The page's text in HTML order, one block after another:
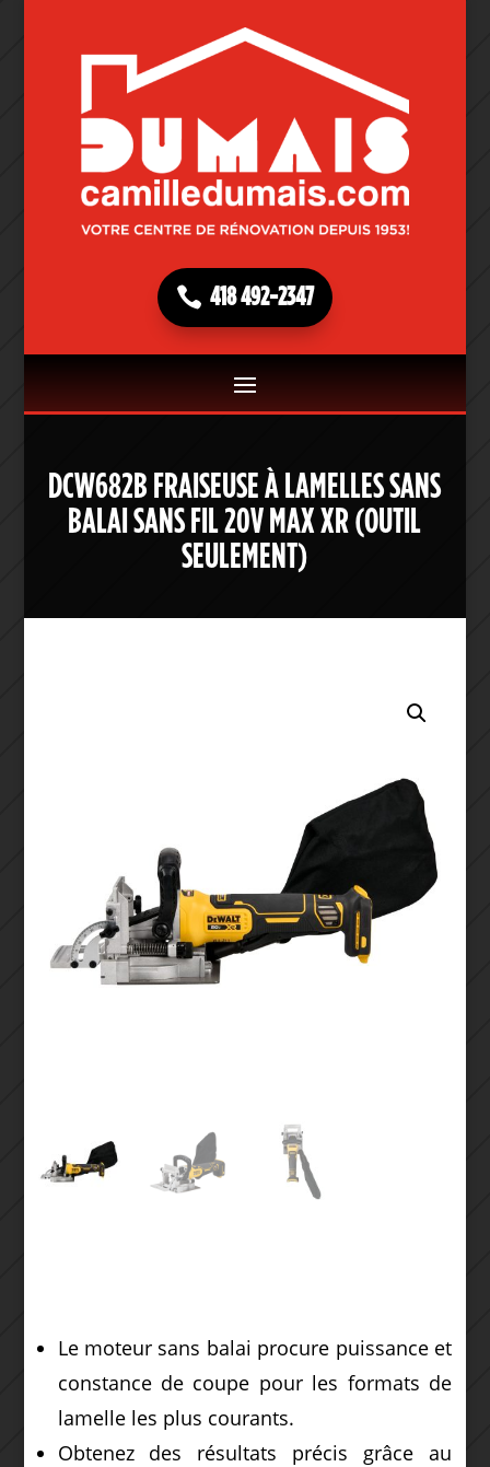
418 492-2347
DCW682B FRAISEUSE À LAMELLES SANS
BALAI SANS FIL 20V MAX XR (OUTIL
SEULEMENT)
Le moteur sans balai procure puissance et
constance de coupe pour les formats de
lamelle les plus courants.
Obtenez des résultats précis grâce au